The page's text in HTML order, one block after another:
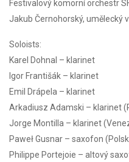
Festivalový komorní orchestr
Jakub Černohorský, umělecký
Soloists:
Karel Dohnal – klarinet
Igor Františák – klarinet
Emil Drápela – klarinet
Arkadiusz Adamski – klarinet
Jorge Montilla – klarinet
Paweł Gusnar – saxofon
Philippe Portejoie – altový